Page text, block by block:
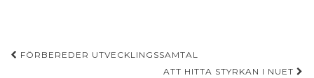
Inläggsnavigering
FÖRBEREDER UTVECKLINGSSAMTAL
ATT HITTA STYRKAN I NUET